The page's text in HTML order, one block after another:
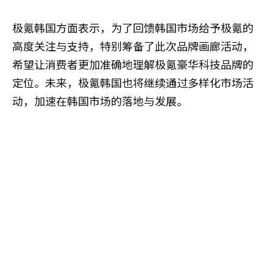
极氪韩国方面表示，为了回馈韩国市场给予极氪的
高度关注与支持，特别筹备了此次品牌画廊活动，
希望让消费者更加准确地理解极氪豪华科技品牌的
定位。未来，极氪韩国也将继续通过多样化市场活
动，加速在韩国市场的落地与发展。